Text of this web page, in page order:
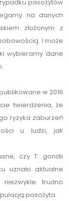
pasożytów
na danych
złożonym z
I może
wybieramy dane
w 2016
twierdzenia, że
ryzyka zaburzeń
u ludzi, jak
czy T. gondii
uznało aktualne
trudno
pasożyta.